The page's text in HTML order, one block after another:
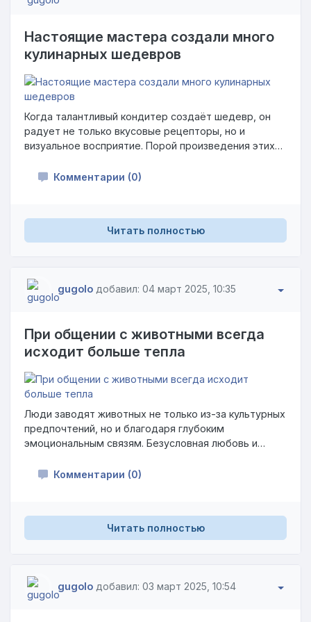
Настоящие мастера создали много
кулинарных шедевров
Когда талантливый кондитер создаёт шедевр, он
радует не только вкусовые рецепторы, но и
визуальное восприятие. Порой произведения этих
разрезать. Благодаря удивительным навыкам,
произведения искусства. В этой подборке
представлены торты, граничащие между едой и
Комментарии (0)
Читать полностью
gugolo добавил: 04 март 2025, 10:35
При общении с животными всегда
исходит больше тепла
Люди заводят животных не только из-за культурных
предпочтений, но и благодаря глубоким
эмоциональным связям. Безусловная любовь и
незаменимыми спутниками, готовыми поддержать
Комментарии (0)
Читать полностью
gugolo добавил: 03 март 2025, 10:54